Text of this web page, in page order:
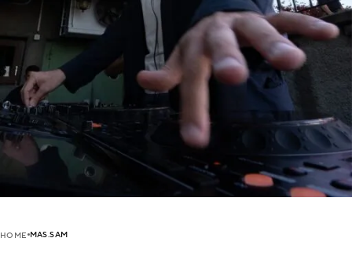
HOME MAS.SAM